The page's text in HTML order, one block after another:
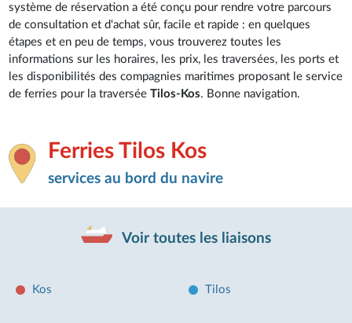
système de réservation a été conçu pour rendre votre parcours
de consultation et d'achat sûr, facile et rapide : en quelques
étapes et en peu de temps, vous trouverez toutes les
informations sur les horaires, les prix, les traversées, les ports et
les disponibilités des compagnies maritimes proposant le service
de ferries pour la traverséeTilos-Kos. Bonne navigation.
Ferries Tilos Kos
services au bord du navire
Voir toutes les liaisons
Kos Tilos